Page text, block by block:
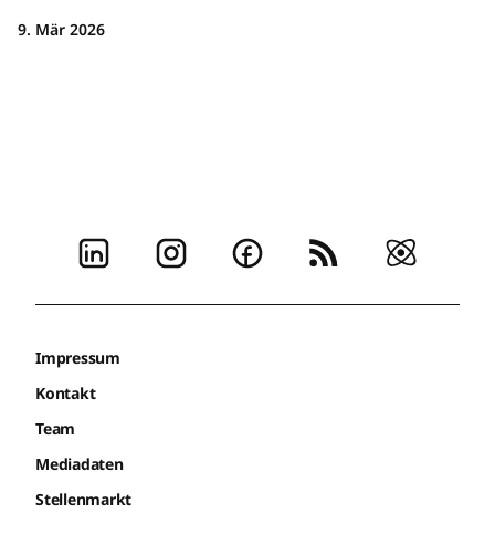
9. Mär 2026
Impressum
Kontakt
Team
Mediadaten
Stellenmarkt